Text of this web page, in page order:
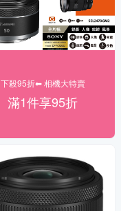
下殺95折⬅︎ 相機大特賣
滿1件享95折